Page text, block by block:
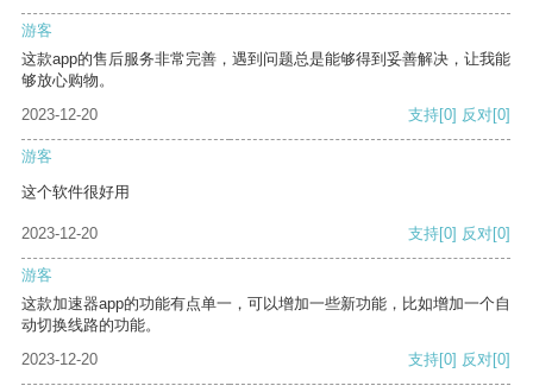
游客
这款app的售后服务非常完善，遇到问题总是能够得到妥善解决，让我能
够放心购物。
2023-12-20
支持[0] 反对[0]
游客
这个软件很好用
2023-12-20 支持[0] 反对[0]
游客
这款加速器app的功能有点单一，可以增加一些新功能，比如增加一个自
动切换线路的功能。
2023-12-20
支持[0] 反对[0]